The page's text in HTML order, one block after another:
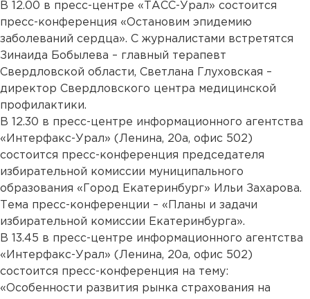
В 12.00 в пресс-центре «ТАСС-Урал» состоится
пресс-конференция «Остановим эпидемию
заболеваний сердца». С журналистами встретятся
Зинаида Бобылева – главный терапевт
Свердловской области, Светлана Глуховская –
директор Свердловского центра медицинской
профилактики.
В 12.30 в пресс-центре информационного агентства
«Интерфакс-Урал» (Ленина, 20а, офис 502)
состоится пресс-конференция председателя
избирательной комиссии муниципального
образования «Город Екатеринбург» Ильи Захарова.
Тема пресс-конференции – «Планы и задачи
избирательной комиссии Екатеринбурга».
В 13.45 в пресс-центре информационного агентства
«Интерфакс-Урал» (Ленина, 20а, офис 502)
состоится пресс-конференция на тему:
«Особенности развития рынка страхования на